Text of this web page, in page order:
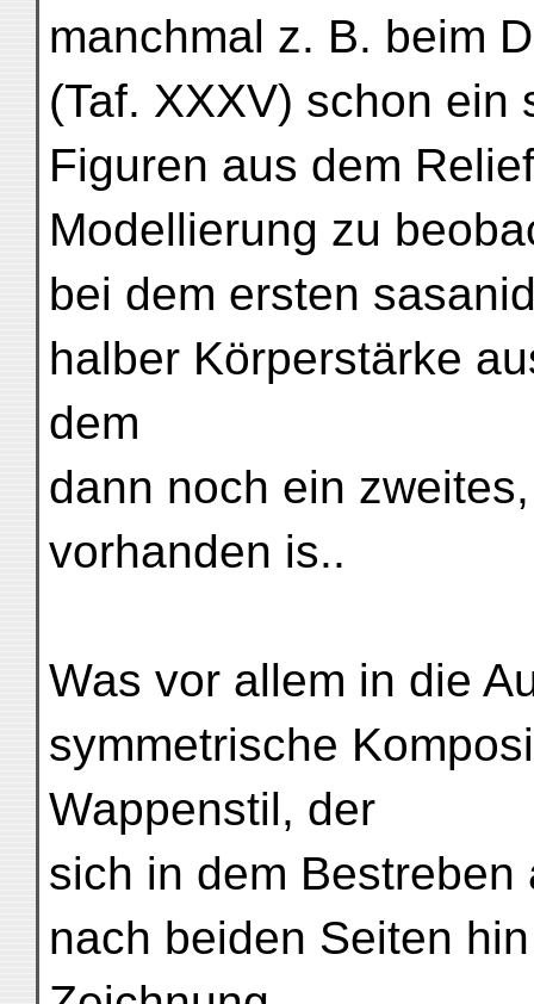
manchmal z. B. beim
(Taf. XXXV) schon
Figuren aus dem
Modellierung zu
bei dem ersten
halber Körperstärke
dem
dann noch ein
vorhanden is..
Was vor allem in die
symmetrische
Wappenstil, der
sich in dem
nach beiden Seiten